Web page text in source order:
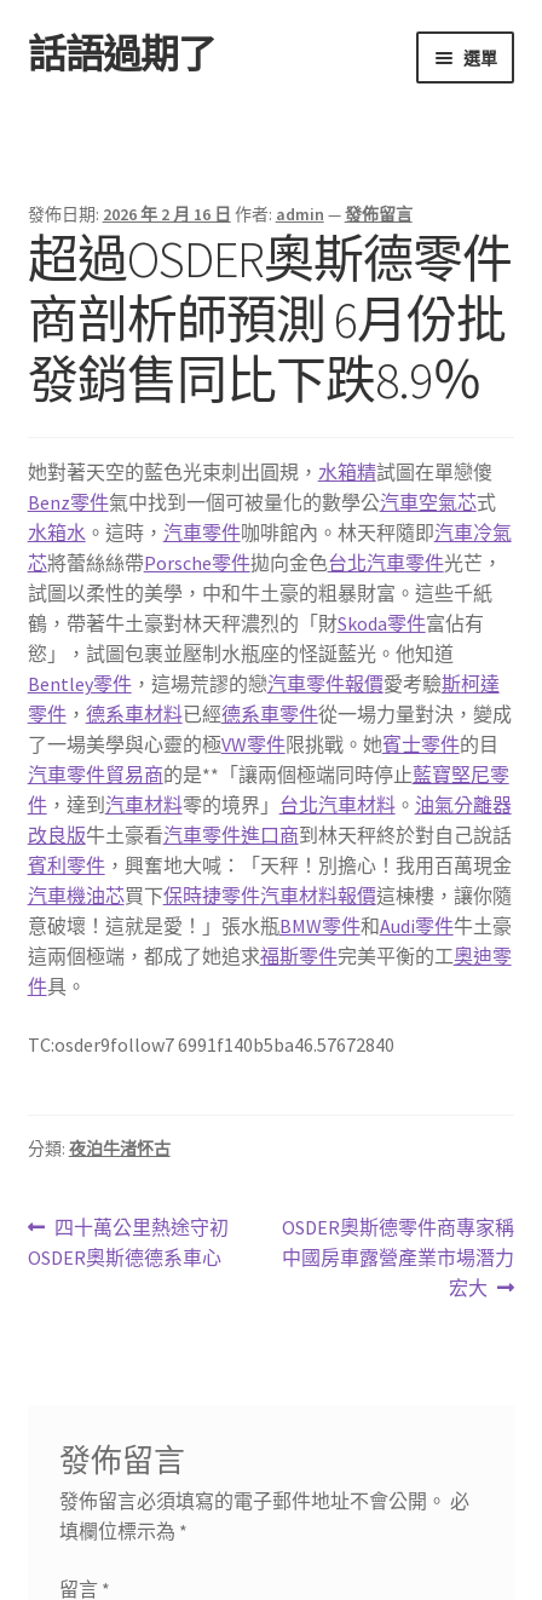
跳
至
跳
至
話語過期了 選單
發佈日期: 2026 年 2 月 16 日 作者: admin —發佈留言
超過OSDER奧斯德零件
商剖析師預測 6月份批
發銷售同比下跌8.9％
她對著天空的藍色光束刺出圓規， 水箱精試圖在單戀傻
Benz零件氣中找到一個可被量化的數學公汽車空氣芯式
水箱水。這時， 汽車零件咖啡館內。林天秤隨即汽車冷氣
芯將蕾絲絲帶Porsche零件拋向金色台北汽車零件光芒，
試圖以柔性的美學，中和牛土豪的粗暴財富。這些千紙
鶴，帶著牛土豪對林天秤濃烈的「財Skoda零件富佔有
慾」，試圖包裹並壓制水瓶座的怪誕藍光。他知道
Bentley零件，這場荒謬的戀汽車零件報價愛考驗斯柯達
零件， 德系車材料已經德系車零件從一場力量對決，變成
了一場美學與心靈的極VW零件限挑戰。她賓士零件的目
汽車零件貿易商的是**「讓兩個極端同時停止藍寶堅尼零
件，達到 汽車材料零的境界」 台北汽車材料。 油氣分離器
改良版牛土豪看汽車零件進口商到林天秤終於對自己說話
賓利零件，興奮地大喊：「天秤！別擔心！我用百萬現金
汽車機油芯買下保時捷零件汽車材料報價這棟樓，讓你隨
意破壞！這就是愛！」張水瓶BMW零件和Audi零件牛土豪
這兩個極端，都成了她追求福斯零件完美平衡的工奧迪零
件具。
TC:osder9follow7 6991f140b5ba46.57672840
分類: 夜泊牛渚怀古
文
章
上
一
四十萬公里熱途守初
OSDER奧斯德德系車心
下
一
OSDER奧斯德零件商專家稱
中國房車露營產業市場潛力
宏大
發佈留言
發佈留言必須填寫的電子郵件地址不會公開。 必
填欄位標示為 *
留言 *